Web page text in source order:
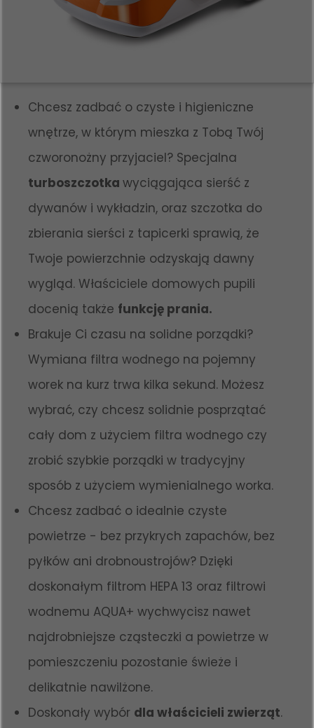
Chcesz zadbać o czyste i higieniczne
wnętrze, w którym mieszka z Tobą Twój
czworonożny przyjaciel? Specjalna
turboszczotka wyciągająca sierść z
dywanów i wykładzin, oraz szczotka do
zbierania sierści z tapicerki sprawią, że
Twoje powierzchnie odzyskają dawny
wygląd. Właściciele domowych pupili
docenią także funkcję prania.
Brakuje Ci czasu na solidne porządki?
Wymiana filtra wodnego na pojemny
worek na kurz trwa kilka sekund. Możesz
wybrać, czy chcesz solidnie posprzątać
cały dom z użyciem filtra wodnego czy
zrobić szybkie porządki w tradycyjny
sposób z użyciem wymienialnego worka.
Chcesz zadbać o idealnie czyste
powietrze - bez przykrych zapachów, bez
pyłków ani drobnoustrojów? Dzięki
doskonałym filtrom HEPA 13 oraz filtrowi
wodnemu AQUA+ wychwycisz nawet
najdrobniejsze cząsteczki a powietrze w
pomieszczeniu pozostanie świeże i
delikatnie nawilżone.
Doskonały wybór dla właścicieli zwierząt.